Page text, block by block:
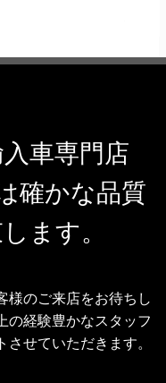
車専門店
確かな品質
ます。
様のご来店をお待ちし
の経験豊かなスタッフ
せていただきます。